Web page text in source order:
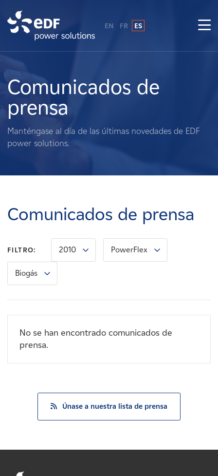
Sobre nosotros
Qué hacemos
Terratenientes
Carreras
Noticias
Contacte con
EN FR ES
Comunicados de
prensa
Manténgase al día de las últimas novedades de EDF
power solutions.
Comunicados de prensa
FILTRO: 2010 PowerFlex
Biogás
No se han encontrado comunicados de
prensa.
Únase a nuestra lista de prensa